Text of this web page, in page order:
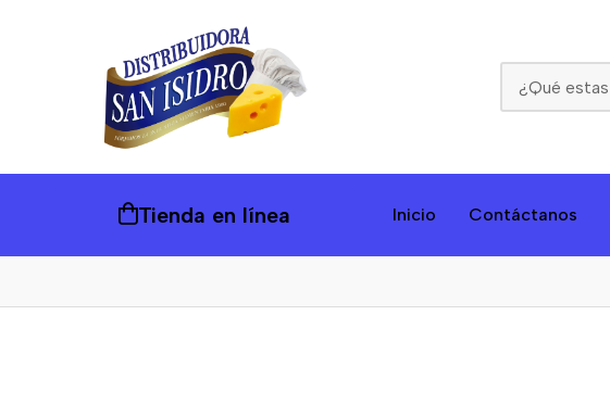
Tienda en línea Inicio Contáctanos